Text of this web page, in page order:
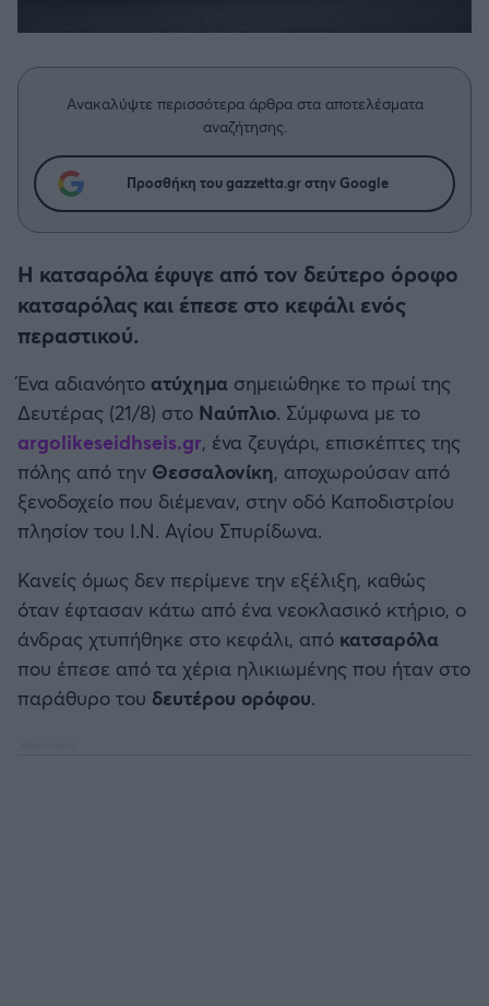
Άρης
Βόλος
Ατρόμητος Αθηνών
Κηφισιά
Αστέρας Τρίπολης
Παναιτωλικός
Καλαμάτα
Μπαρτσελόνα
Ρεάλ Μαδρίτης
Ανακαλύψτε περισσότερα άρθρα στα αποτελέσματα
αναζήτησης.
Προσθήκη του gazzetta.gr στην Google
Η κατσαρόλα έφυγε από τον δεύτερο όροφο
κατσαρόλας και έπεσε στο κεφάλι ενός
περαστικού.
Ένα αδιανόητο ατύχημα σημειώθηκε το πρωί της
Δευτέρας (21/8) στο Ναύπλιο. Σύμφωνα με το
argolikeseidhseis.gr, ένα ζευγάρι, επισκέπτες της
πόλης από την Θεσσαλονίκη, αποχωρούσαν από
ξενοδοχείο που διέμεναν, στην οδό Καποδιστρίου
πλησίον του Ι.Ν. Αγίου Σπυρίδωνα.
Κανείς όμως δεν περίμενε την εξέλιξη, καθώς
όταν έφτασαν κάτω από ένα νεοκλασικό κτήριο, ο
άνδρας χτυπήθηκε στο κεφάλι, από κατσαρόλα
που έπεσε από τα χέρια ηλικιωμένης που ήταν στο
παράθυρο του δευτέρου ορόφου.